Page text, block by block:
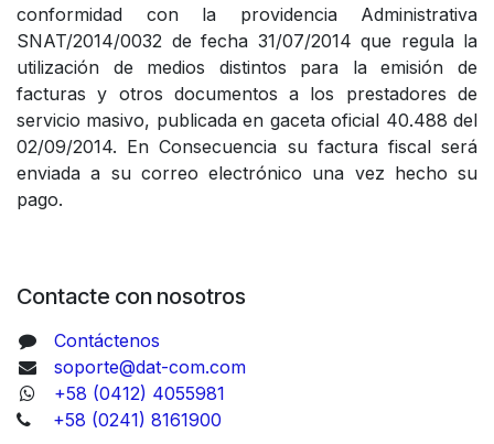
conformidad con la providencia Administrativa
SNAT/2014/0032 de fecha 31/07/2014 que regula la
utilización de medios distintos para la emisión de
facturas y otros documentos a los prestadores de
servicio masivo, publicada en gaceta oficial 40.488 del
02/09/2014. En Consecuencia su factura fiscal será
enviada a su correo electrónico una vez hecho su
pago.
Contacte con nosotros
Contáctenos
soporte@dat-com.com
+58 (0412) 4055981
+58 (0241) 8161900